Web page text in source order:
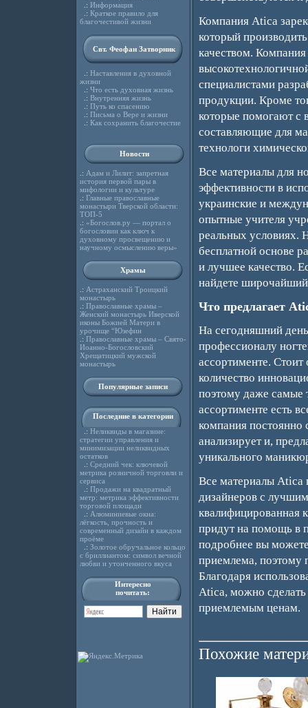
.: Информация
.: Краткое правило для
благочестивой жизни
Свт. Феофан Затворник
.: Наставления в духовной
жизни
.: Что есть духовная жизнь
.: Внутренняя жизнь
.: Путь ко спасению
.: Письма о Вере и жизни
.: Как сохранить благочестие
Новости
.: Адам и Лилит: запретная
история первой пары в
мифологии и культуре
.: Главные православные
монастыри Тверской области:
ТОП-5
.: «Богослов.ру — портал о
богословии как ключ к
духовному просвещению и
научному осмыслению веры»
Храмы
.: Астраханский Троицкий
монастырь
.: Православные храмы –
Женский монастырь Иверской
иконы Божией Матери в
урочище “Юзефин
.: Православные храмы – Свято-
Иоанно-Богословский
Хрещатицкий мужской
монастырь
Популярные записи
Последние в категории
.: Неликвиды в магазине:
стратегии управления и
минимизации неликвидных
остатков
.: Средний чек: ключевой
метрика розничной торговли и
сервиса
.: Продажи на квадратный
метр: метрика эффективности
торговой площади
.: Алюминиевые окна:
лёгкость, прочность и
современный дизайн в каждом
проёме
.: Золотое обручальное кольцо
с бриллиантом: символ вечной
любви и утонченного вкуса
Интересно
почитать:
Компания Atica
который
качеством.
специалистами
продукции. Кроме
которые помогают с
составляющие для
технологи
Все материалы для
эффективности в
украинские и
опытные учителя
реальных условиях.
бесплатной основе
и лучшее качество.
найдете широчайший
Что предлагает
На сегодняшний
профессионалу
ассортименте.
количество
поэтому даже самые
ассортименте есть
компания
анализирует и,
уникального
Все материалы Atica
дизайнеров с
квалифицированная
придут на помощь в
подробнее вы
приемлема, поэтому
Благодаря
Atica, можно
приемлемым ценам.
Похожие